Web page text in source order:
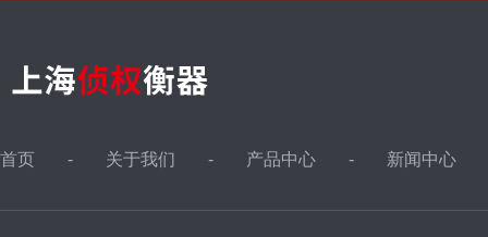
首页 关于我们 产品中心 新闻中心